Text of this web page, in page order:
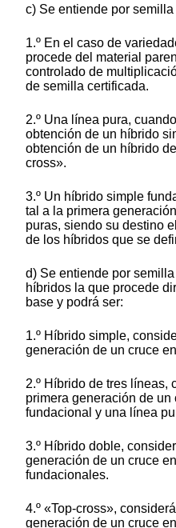
c) Se entiende por semilla
1.º En el caso de
procede del material
controlado de
de semilla certificada.
2.º Una línea pura,
obtención de un híbrido
obtención de un híbrido
cross».
3.º Un híbrido simple
tal a la primera
puras, siendo su destino
de los híbridos que se
d) Se entiende por
híbridos la que procede
base y podrá ser:
1.º Híbrido simple,
generación de un cruce
2.º Híbrido de tres líneas,
primera generación de
fundacional y una línea
3.º Híbrido doble,
generación de un cruce
fundacionales.
4.º «Top-cross»,
generación de un cruce